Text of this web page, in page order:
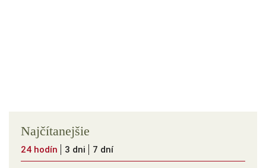
Najčítanejšie
24 hodín 3 dni 7 dní